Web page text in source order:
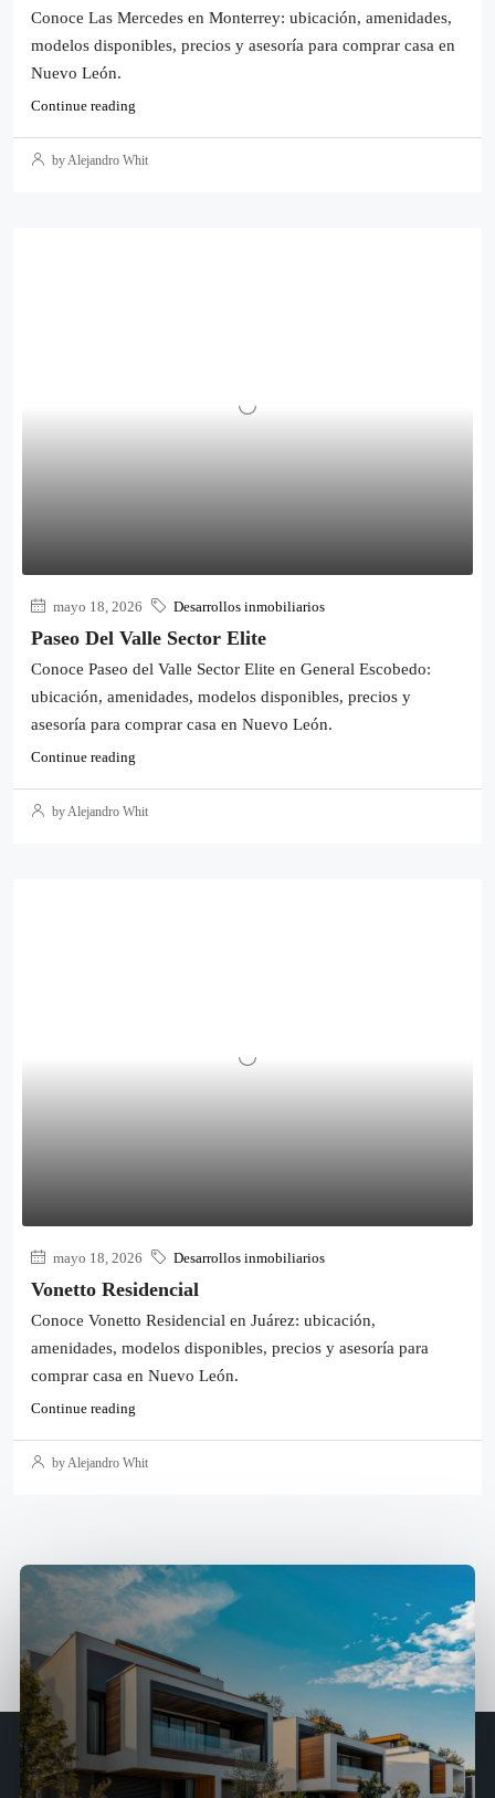
Conoce Las Mercedes en Monterrey: ubicación, amenidades,
modelos disponibles, precios y asesoría para comprar casa en
Nuevo León.
Continue reading
by Alejandro Whit
mayo 18, 2026 Desarrollos inmobiliarios
Paseo Del Valle Sector Elite
Conoce Paseo del Valle Sector Elite en General Escobedo:
ubicación, amenidades, modelos disponibles, precios y
asesoría para comprar casa en Nuevo León.
Continue reading
by Alejandro Whit
mayo 18, 2026 Desarrollos inmobiliarios
Vonetto Residencial
Conoce Vonetto Residencial en Juárez: ubicación,
amenidades, modelos disponibles, precios y asesoría para
comprar casa en Nuevo León.
Continue reading
by Alejandro Whit